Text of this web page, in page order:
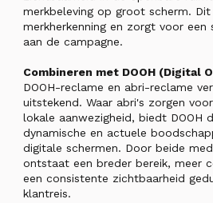
merkbeleving op groot scherm.
merkherkenning en zorgt voor een
aan de campagne.
Combineren met DOOH (Digital
DOOH-reclame en abri-reclame
uitstekend. Waar abri's zorgen
lokale aanwezigheid, biedt DOOH
dynamische en actuele
digitale schermen. Door beide
ontstaat een breder bereik, meer
een consistente zichtbaarheid
klantreis.